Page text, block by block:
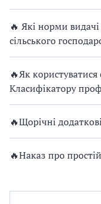
🔥 Які норми
сільського
🔥Як
Класифікатору
🔥Щорічні
🔥Наказ про